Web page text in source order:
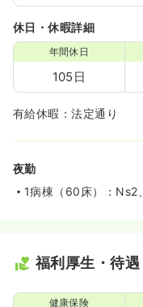
休日・休暇詳細
年間休日
105日
有給休暇：法定通り
夜勤
1病棟（60床）：
福利厚生・待遇
健康保険